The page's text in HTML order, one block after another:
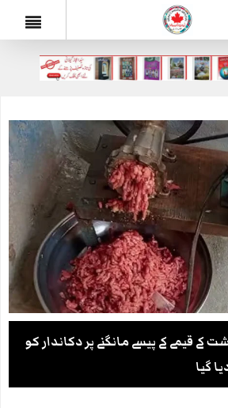
کے قیمے کے پیسے مانگنے پر دکاندار کو
گیا